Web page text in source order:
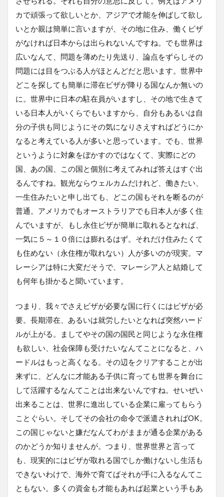
カで頑張って欲しいとか、アジアで才能を伸ばして欲し
いとか親は簡単に言いますが、その地に住み、働くビザ
がなければ日本からは出られないんですね。でも世界は
広いなんて、問題を薄めたり先送り、論点をずらしその
問題には目をつぶる人がほとんどだと思います。世界中
どこを探しても簡単に滞在ビザが降りる国なんか無いの
に。世界中に日本の駐在員がいますし、その地で生きて
いる日本人がいくらでもいますから、自分もあるいは自
分の子供も同じようにその気になりさえすればどうにか
なると考えている人が多いと思っています。でも、世界
というように対象をぼかすのではなくて、実際にどの
国、あの国、この国と個別に考えてみれば答えはすぐ出
るんですね。観光ならウェルカムだけれど、働きたい、
一生住みたいと申し出ても、どこの国もそれを断るのが
普通。アメリカでもオーストラリアでも日本人が多く住
んでいますが、もし永住ビザが簡単に取れるとなれば、
一気に５～１０倍には膨れるはず。それだけ住みたくて
も住めない（永住権が取れない）人が多いのが現実。マ
レーシアは特に大変だそうで、マレーシア人と結婚して
も何年も掛かると聞いています。
つまり、我々でさえビザが必要な国に行くにはビザが必
要。長期滞在、あるいは就労したいとなれば突然ハード
ルが上がる。ましてやその国の国民と同じような永住権
も欲しい、社会保障も受けたいなんてことになると、ハ
ードルはもっと高くなる。その辺をクリアすることが出
来ずに、どんなに才能ある子供に育っても世界を舞台に
して活躍するなんてことは出来ないんですね。せいぜい
出来ることは、世界に進出している企業に雇ってもらう
ことぐらい。そしてその会社の命令で派遣されればOK。
この国じゃないと嫌だなんてわがままが通る企業がある
のかどうか知りませんが。つまり、世界世界と言って
も、現実的にはビザが取れる国でしか働けないし生活も
できないわけで、海外で育てばそれが手に入るなんてこ
ともない。多くの資金も才能もあれば起業という手もあ